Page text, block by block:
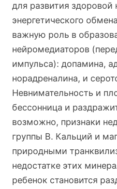
для развития
энергетического
важную роль в
нейромедиаторов
импульса): допамина,
норадреналина, и
Невнимательность и
бессонница и
возможно, признаки
группы В. Кальций и
природными
недостатке этих
ребенок становится